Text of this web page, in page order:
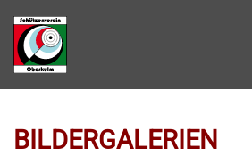
Zum Hauptinhalt springen
BILDERGALERIEN